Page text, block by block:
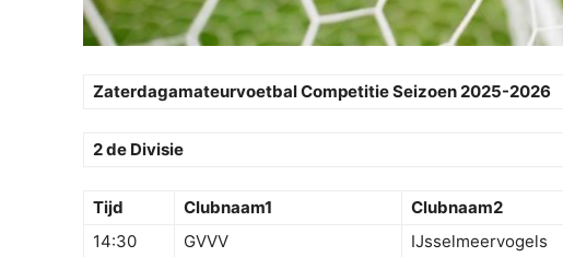
Zaterdagamateurvoetbal Competitie Seizoen 2025-2026
2 de Divisie
Tijd Clubnaam1 Clubnaam2
14:30
GVVV IJsselmeervogels